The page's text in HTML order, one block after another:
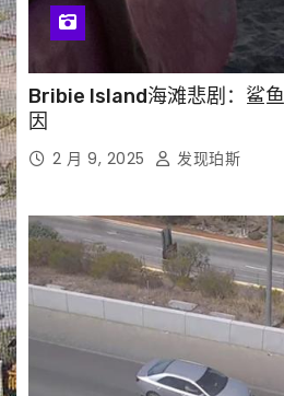
Bribie Island海滩悲剧：鲨
因
2 月 9, 2025 发现珀斯